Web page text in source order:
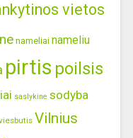
vietos
nameliai nameliu
pirtis poilsis
saslykine sodyba
Vilnius